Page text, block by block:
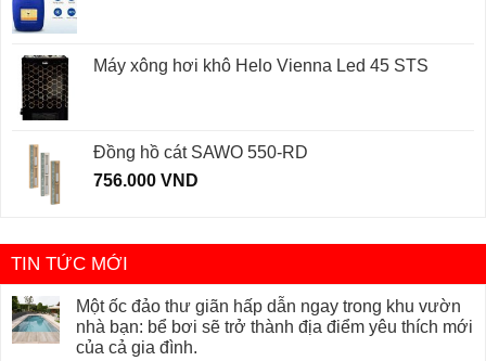
Máy xông hơi khô Helo Vienna Led 45 STS
Đồng hồ cát SAWO 550-RD
756.000 VND
TIN TỨC MỚI
Một ốc đảo thư giãn hấp dẫn ngay trong khu vườn
nhà bạn: bể bơi sẽ trở thành địa điểm yêu thích mới
của cả gia đình.